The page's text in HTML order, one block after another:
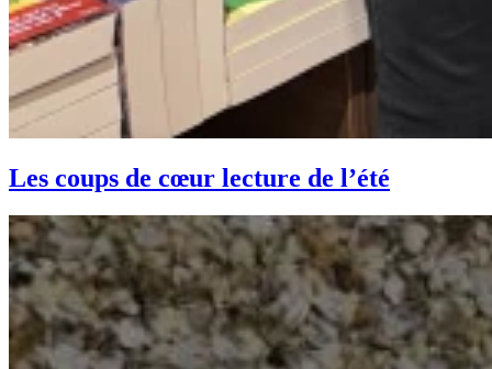
Les coups de cœur lecture de l’été